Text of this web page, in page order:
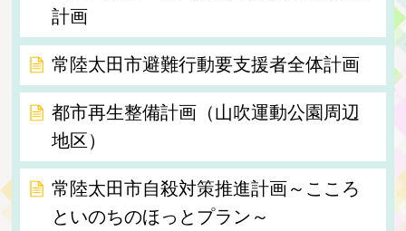
計画
常陸太田市避難行動要支援者全体計画
都市再生整備計画（山吹運動公園周辺
地区）
常陸太田市自殺対策推進計画～こころ
といのちのほっとプラン～